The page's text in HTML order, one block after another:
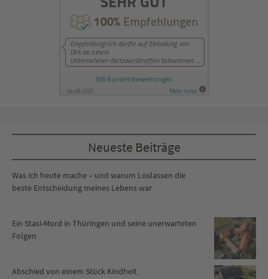
Neueste Beiträge
Was ich heute mache – und warum Loslassen die
beste Entscheidung meines Lebens war
Ein Stasi-Mord in Thüringen und seine unerwarteten
Folgen
Abschied von einem Stück Kindheit